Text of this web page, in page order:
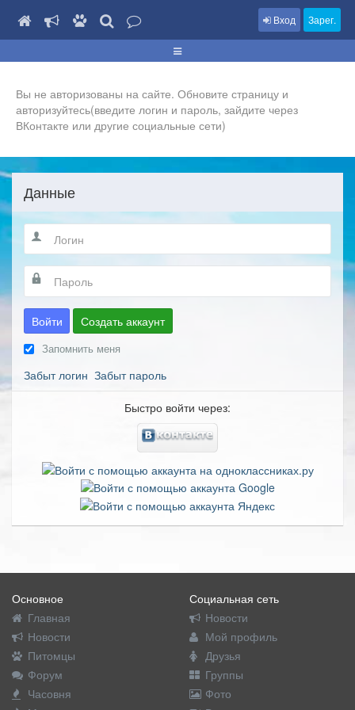
Вход Зарег.
Вы не авторизованы на сайте. Обновите страницу и
авторизуйтесь(введите логин и пароль, зайдите через
ВКонтакте или другие социальные сети)
Данные
Войти Создать аккаунт
Запомнить меня
Забыт логин Забыт пароль
Быстро войти через:
Основное
Главная
Новости
Питомцы
Форум
Часовня
Социальная сеть
Новости
Мой профиль
Друзья
Группы
Фото